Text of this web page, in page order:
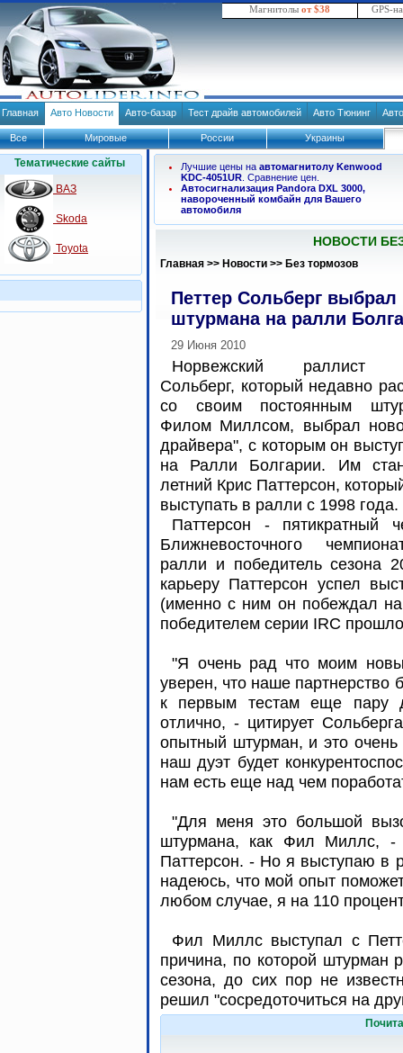
Магнитолы от $38 GPS-
Главная Авто Новости Авто-базар Тест драйв автомобилей Авто Тюнинг
Все Мировые России Украины
Тематические сайты
ВАЗ
Skoda
Toyota
Лучшие цены на автомагнитолу Kenwood
KDC-4051UR . Сравнение цен.
Автосигнализация Pandora DXL 3000,
навороченный комбайн для Вашего
автомобиля
НОВОСТИ
Главная >> Новости >> Без тормозов
Петтер Сольберг выбрал
штурмана на ралли
29 Июня 2010
Норвежский раллист
Сольберг, который недавно
со своим постоянным
Филом Миллсом, выбрал
драйвера", с которым он
на Ралли Болгарии. Им
летний Крис Паттерсон,
выступать в ралли с 1998
Паттерсон - пятикратный
Ближневосточного
ралли и победитель сезона
карьеру Паттерсон успел
(именно с ним он побеждал
победителем серии IRC
"Я очень рад что моим
уверен, что наше
к первым тестам еще пару
отлично, - цитирует
опытный штурман, и это
наш дуэт будет
нам есть еще над чем
"Для меня это большой
штурмана, как Фил Миллс, -
Паттерсон. - Но я выступаю в
надеюсь, что мой опыт
любом случае, я на 110
Фил Миллс выступал с
причина, по которой штурман
сезона, до сих пор не
решил "сосредоточиться на